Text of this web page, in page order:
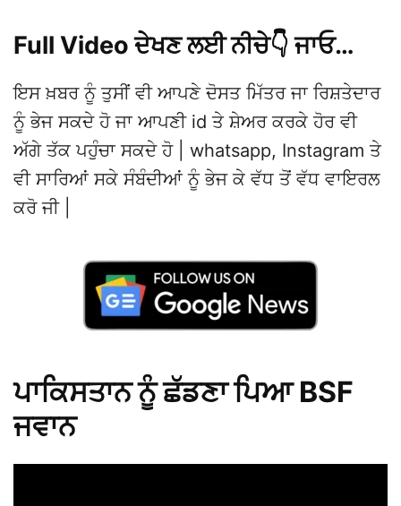
Full Video ਦੇਖਣ ਲਈ ਨੀਚੇ👇 ਜਾਓ…
ਇਸ ਖ਼ਬਰ ਨੂੰ ਤੁਸੀਂ ਵੀ ਆਪਣੇ ਦੋਸਤ ਮਿੱਤਰ ਜਾ ਰਿਸ਼ਤੇਦਾਰ
ਨੂੰ ਭੇਜ ਸਕਦੇ ਹੋ ਜਾ ਆਪਣੀ id ਤੇ ਸ਼ੇਅਰ ਕਰਕੇ ਹੋਰ ਵੀ
ਅੱਗੇ ਤੱਕ ਪਹੁੰਚਾ ਸਕਦੇ ਹੋ | whatsapp, Instagram ਤੇ
ਵੀ ਸਾਰਿਆਂ ਸਕੇ ਸੰਬੰਦੀਆਂ ਨੂੰ ਭੇਜ ਕੇ ਵੱਧ ਤੋਂ ਵੱਧ ਵਾਇਰਲ
ਕਰੋ ਜੀ |
ਪਾਕਿਸਤਾਨ ਨੂੰ ਛੱਡਣਾ ਪਿਆ BSF
ਜਵਾਨ